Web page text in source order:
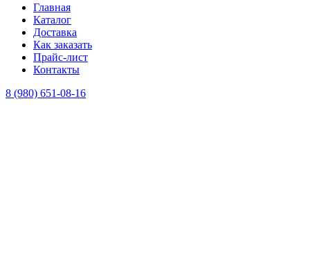
Главная
Каталог
Доставка
Как заказать
Прайс-лист
Контакты
8 (980) 651-08-16